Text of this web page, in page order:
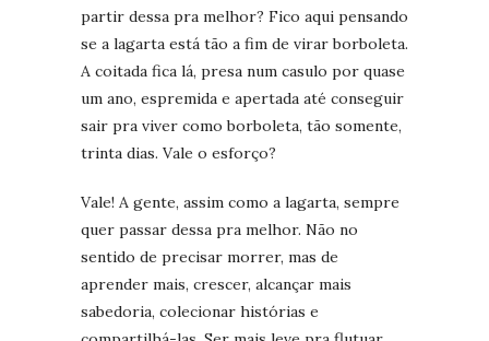
partir dessa pra melhor? Fico aqui pensando
se a lagarta está tão a fim de virar borboleta.
A coitada fica lá, presa num casulo por quase
um ano, espremida e apertada até conseguir
sair pra viver como borboleta, tão somente,
trinta dias. Vale o esforço?
Vale! A gente, assim como a lagarta, sempre
quer passar dessa pra melhor. Não no
sentido de precisar morrer, mas de
aprender mais, crescer, alcançar mais
sabedoria, colecionar histórias e